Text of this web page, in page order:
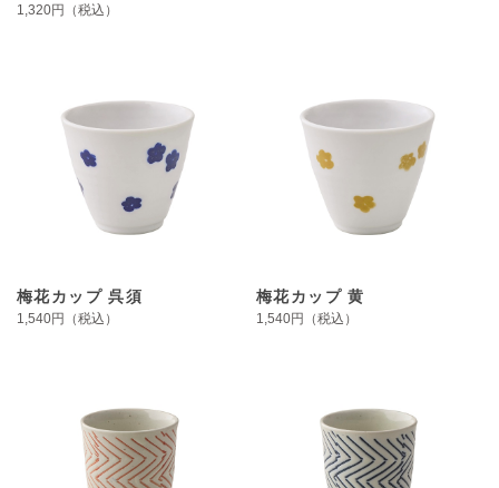
1,320円（税込）
梅花カップ 呉須
1,540円（税込）
梅花カップ 黄
1,540円（税込）